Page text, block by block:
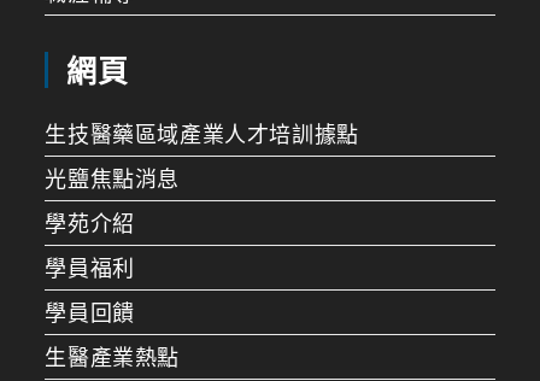
網頁
生技醫藥區域產業人才培訓據點
光鹽焦點消息
學苑介紹
學員福利
學員回饋
生醫產業熱點